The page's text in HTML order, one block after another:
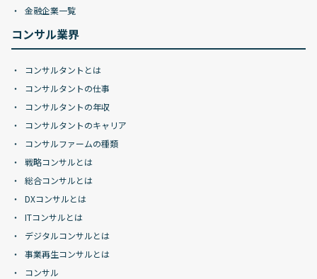
金融企業一覧
コンサル業界
コンサルタントとは
コンサルタントの仕事
コンサルタントの年収
コンサルタントのキャリア
コンサルファームの種類
戦略コンサルとは
総合コンサルとは
DXコンサルとは
ITコンサルとは
デジタルコンサルとは
事業再生コンサルとは
コンサル